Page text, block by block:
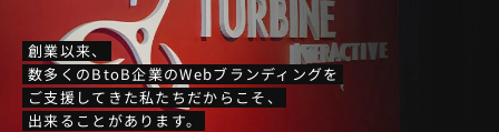
創業以来、
数多くのBtoB企業のWebブランディングを
ご支援してきた私たちだからこそ、
出来ることがあります。